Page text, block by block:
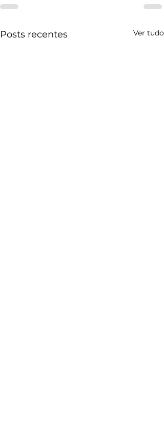
Posts recentes Ver tudo